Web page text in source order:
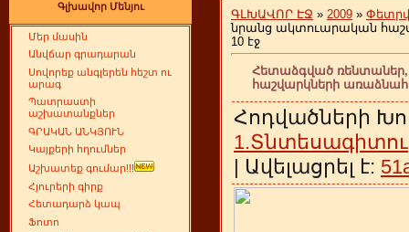
Գլխավոր Մենյու
Մեր մասին
Անվճար գրադարան
Սովորեք անգլերեն հեշտ ու
արագ
Պատրաստի
աշխատանքներ
ԳՐԱԿԱՆ ԱՆԿՅՈՒՆ
Կայքերի հղումներ
Աշխատեք գումար!!!
Հյուրերի գիրք
Հետադարձ կապ
Ֆոտո
ԳԼԽԱՎՈՐ ԷՋ » 2009 »
նրանց ակտուարական
10 էջ
Հետաձգված
հաշվարկների
Հոդվածների
| Ավելացրել է: